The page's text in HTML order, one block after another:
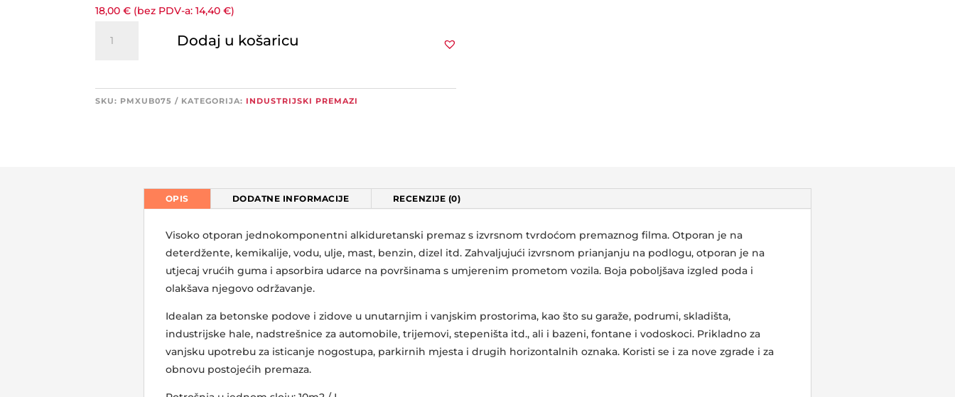
18,00€ (bez PDV-a:14,40€)
ULTRA
Dodaj u košaricu
SKU: PMXUB075 KATEGORIJA: INDUSTRIJSKI PREMAZI
OPIS DODATNE INFORMACIJE RECENZIJE (0)
Visoko otporan jednokomponentni alkiduretanski premaz s izvrsnom tvrdoćom premaznog filma. Otporan je na
deterdžente, kemikalije, vodu, ulje, mast, benzin, dizel itd. Zahvaljujući izvrsnom prianjanju na podlogu, otporan je na
utjecaj vrućih guma i apsorbira udarce na površinama s umjerenim prometom vozila. Boja poboljšava izgled poda i
olakšava njegovo održavanje.
Idealan za betonske podove i zidove u unutarnjim i vanjskim prostorima, kao što su garaže, podrumi, skladišta,
industrijske hale, nadstrešnice za automobile, trijemovi, stepeništa itd., ali i bazeni, fontane i vodoskoci. Prikladno za
vanjsku upotrebu za isticanje nogostupa, parkirnih mjesta i drugih horizontalnih oznaka. Koristi se i za nove zgrade i za
obnovu postojećih premaza.